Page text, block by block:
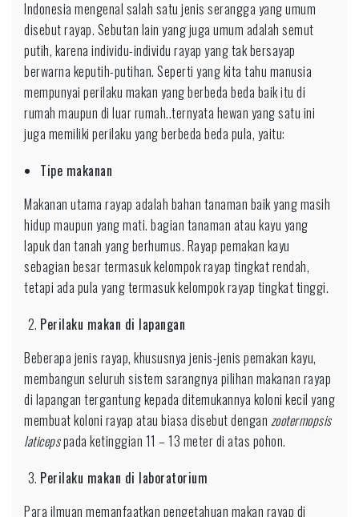
Indonesia mengenal salah satu jenis serangga yang umum
disebut rayap. Sebutan lain yang juga umum adalah semut
putih, karena individu-individu rayap yang tak bersayap
berwarna keputih-putihan. Seperti yang kita tahu manusia
mempunyai perilaku makan yang berbeda beda baik itu di
rumah maupun di luar rumah..ternyata hewan yang satu ini
juga memiliki perilaku yang berbeda beda pula, yaitu:
Tipe makanan
Makanan utama rayap adalah bahan tanaman baik yang masih
hidup maupun yang mati. bagian tanaman atau kayu yang
lapuk dan tanah yang berhumus. Rayap pemakan kayu
sebagian besar termasuk kelompok rayap tingkat rendah,
tetapi ada pula yang termasuk kelompok rayap tingkat tinggi.
Perilaku makan di lapangan
Beberapa jenis rayap, khususnya jenis-jenis pemakan kayu,
membangun seluruh sistem sarangnya pilihan makanan rayap
di lapangan tergantung kepada ditemukannya koloni kecil yang
membuat koloni rayap atau biasa disebut dengan zootermopsis
laticepspada ketinggian 11 – 13 meter di atas pohon.
Perilaku makan di laboratorium
Para ilmuan memanfaatkan pengetahuan makan rayap di